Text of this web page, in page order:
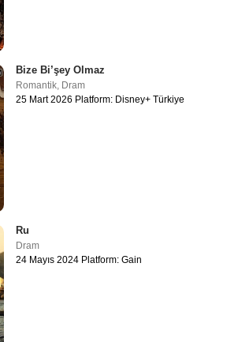
Bize Bi’şey Olmaz
Romantik Dram
25 Mart 2026 Platform: Disney+ Türkiye
Ru
Dram
24 Mayıs 2024 Platform: Gain